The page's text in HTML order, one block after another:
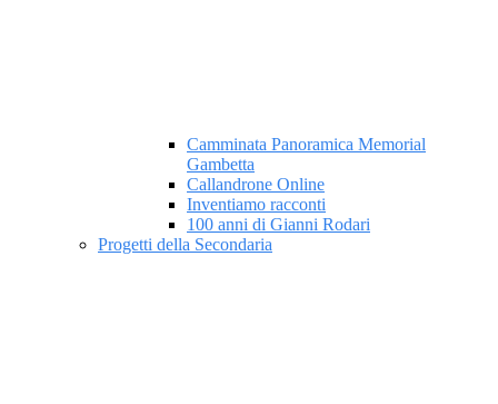
Camminata Panoramica Memorial
Gambetta
Callandrone Online
Inventiamo racconti
100 anni di Gianni Rodari
Progetti della Secondaria